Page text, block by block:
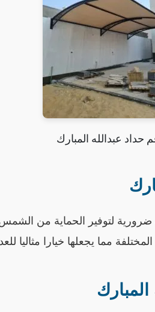
حداد عبدالله المبارك
ضرورية لتوفير الحماية من الشمس
مما يجعلها خيارا مثاليا